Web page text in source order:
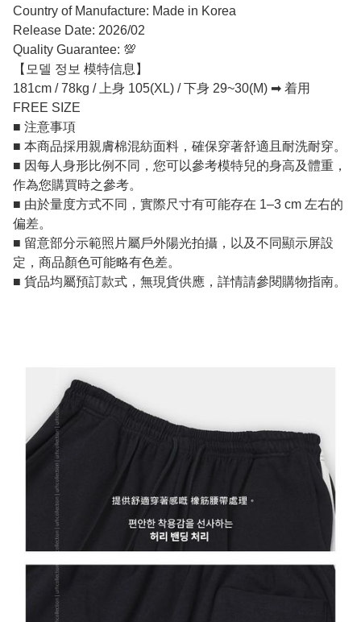
Country of Manufacture: Made in Korea
Release Date: 2026/02
Quality Guarantee: 💯
【모델 정보 模特信息】
181cm / 78kg / 上身 105(XL) / 下身 29~30(M) ➡ 着用
FREE SIZE
■ 注意事項
■ 本商品採用親膚棉混紡面料，確保穿著舒適且耐洗耐穿。
■ 因每人身形比例不同，您可以參考模特兒的身高及體重，
作為您購買時之參考。
■ 由於量度方式不同，實際尺寸有可能存在 1–3 cm 左右的
偏差。
■ 留意部分示範照片屬戶外陽光拍攝，以及不同顯示屏設
定，商品顏色可能略有色差。
■ 貨品均屬預訂款式，無現貨供應，詳情請參閱購物指南。